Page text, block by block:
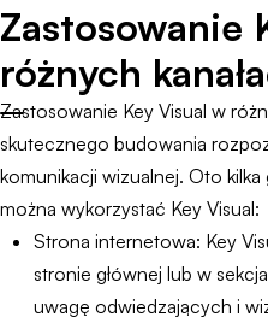
Zastosowanie
różnych
Zastosowanie Key Visual w
skutecznego budowania
komunikacji wizualnej. Oto kilka
można wykorzystać Key Visual:
Strona internetowa: Key
stronie głównej lub w
uwagę odwiedzających i